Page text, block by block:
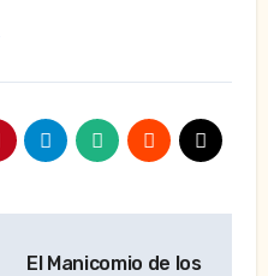
El Manicomio de los